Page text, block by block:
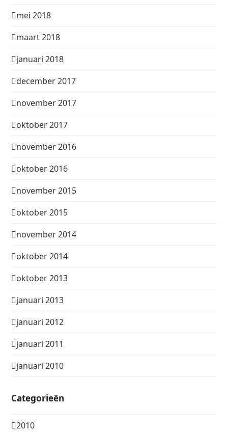
mei 2018
maart 2018
januari 2018
december 2017
november 2017
oktober 2017
november 2016
oktober 2016
november 2015
oktober 2015
november 2014
oktober 2014
oktober 2013
januari 2013
januari 2012
januari 2011
januari 2010
Categorieën
2010